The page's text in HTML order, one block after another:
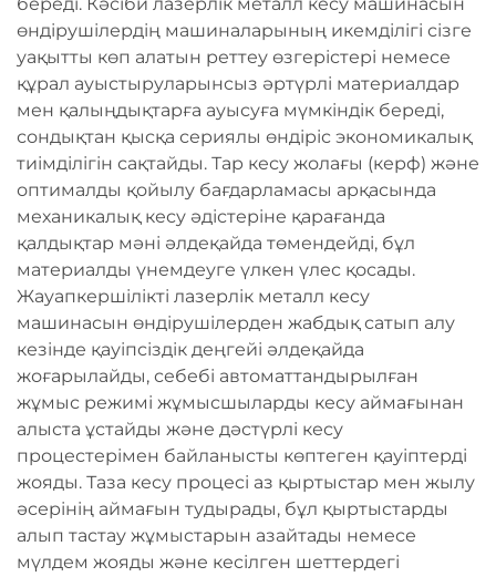
өндірушілердің машиналарының икемділігі сізге
уақытты көп алатын реттеу өзгерістері немесе
құрал ауыстыруларынсыз әртүрлі материалдар
мен қалыңдықтарға ауысуға мүмкіндік береді,
сондықтан қысқа сериялы өндіріс экономикалық
тиімділігін сақтайды. Тар кесу жолағы (керф) және
оптималды қойылу бағдарламасы арқасында
механикалық кесу әдістеріне қарағанда
қалдықтар мәні әлдеқайда төмендейді, бұл
материалды үнемдеуге үлкен үлес қосады.
Жауапкершілікті лазерлік металл кесу
машинасын өндірушілерден жабдық сатып алу
кезінде қауіпсіздік деңгейі әлдеқайда
жоғарылайды, себебі автоматтандырылған
жұмыс режимі жұмысшыларды кесу аймағынан
алыста ұстайды және дәстүрлі кесу
процестерімен байланысты көптеген қауіптерді
жояды. Таза кесу процесі аз қыртыстар мен жылу
әсерінің аймағын тудырады, бұл қыртыстарды
алып тастау жұмыстарын азайтады немесе
мүлдем жояды және кесілген шеттердегі